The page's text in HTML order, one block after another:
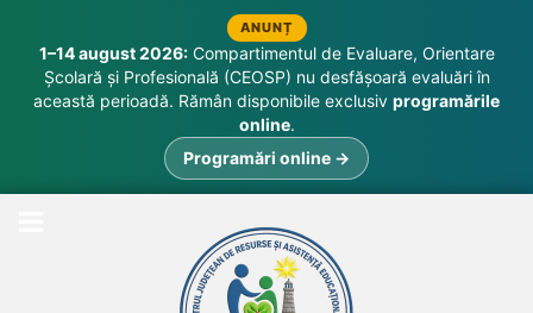
ANUNȚ
1–14 august 2026:Compartimentul de Evaluare, Orientare
Școlară și Profesională (CEOSP) nu desfășoară evaluări în
această perioadă. Rămân disponibile exclusiv programările
online.
Programări online →